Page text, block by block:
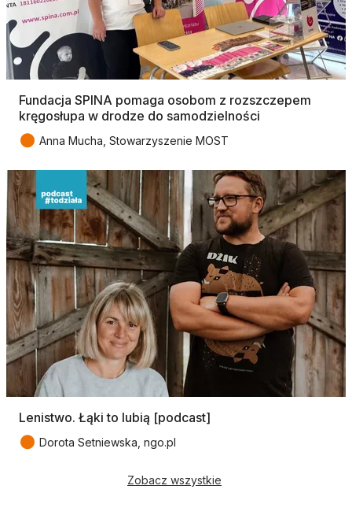
Fundacja SPINA pomaga osobom z rozszczepem
kręgosłupa w drodze do samodzielności
● Anna Mucha, Stowarzyszenie MOST
Lenistwo. Łąki to lubią [podcast]
● Dorota Setniewska, ngo.pl
Zobacz wszystkie